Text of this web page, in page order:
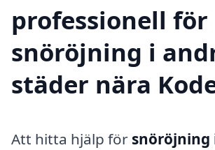
professionell för
snöröjning i
städer nära
Att hitta hjälp för snöröjning